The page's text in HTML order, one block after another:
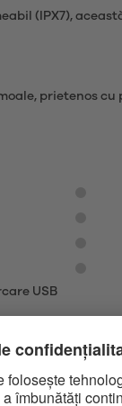
(IPX7),
prietenos
USB